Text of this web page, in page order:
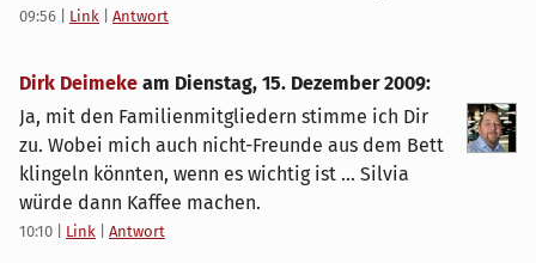
09:56 Link Antwort
Dirk Deimeke am Dienstag, 15. Dezember 2009:
Ja, mit den Familienmitgliedern stimme ich Dir
zu. Wobei mich auch nicht-Freunde aus dem Bett
klingeln könnten, wenn es wichtig ist ... Silvia
würde dann Kaffee machen.
10:10 Link Antwort